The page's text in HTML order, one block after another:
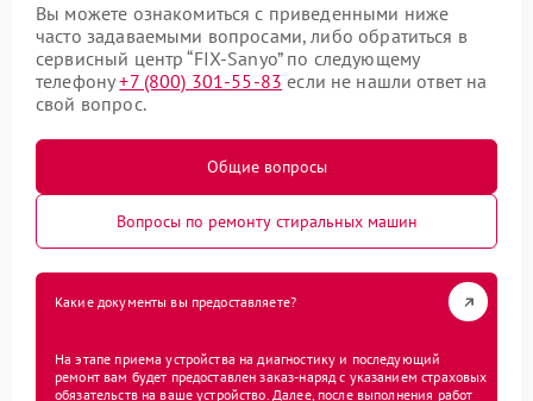
Вы можете ознакомиться с приведенными ниже
часто задаваемыми вопросами, либо обратиться в
сервисный центр “FIX-Sanyo” по следующему
телефону+7 (800) 301-55-83 если не нашли ответ на
свой вопрос.
Общие вопросы
Вопросы по ремонту стиральных машин
Какие документы вы предоставляете?
На этапе приема устройства на диагностику и последующий
ремонт вам будет предоставлен заказ-наряд с указанием страховых
обязательств на ваше устройство. Далее, после выполнения работ